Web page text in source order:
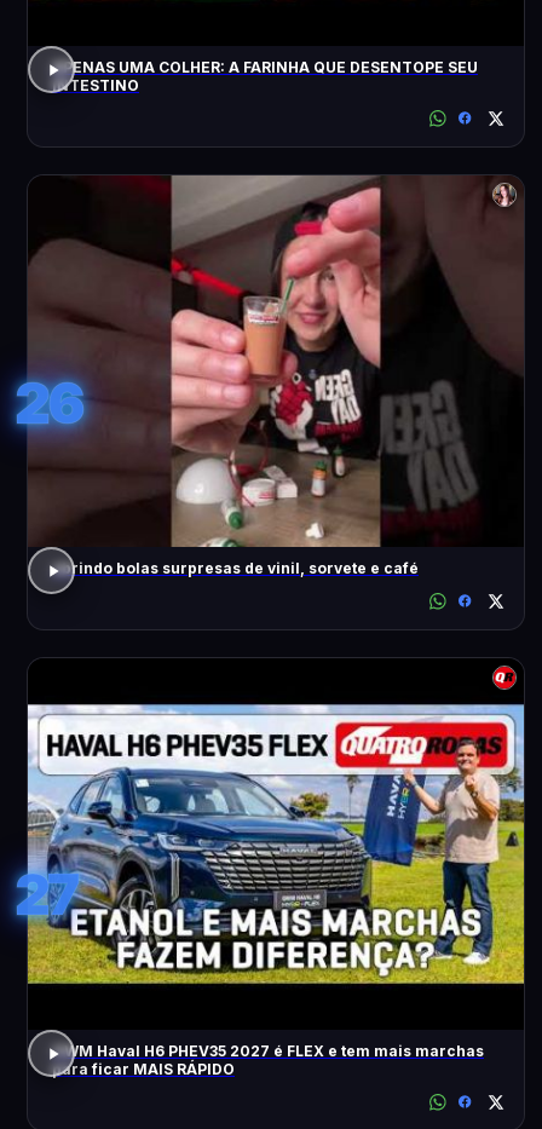
APENAS UMA COLHER: A FARINHA QUE DESENTOPE SEU
INTESTINO
26
abrindo bolas surpresas de vinil, sorvete e café
27
GWM Haval H6 PHEV35 2027 é FLEX e tem mais marchas
para ficar MAIS RÁPIDO